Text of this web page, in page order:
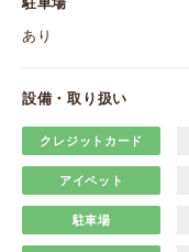
あり
設備・取り扱い
クレジットカード
アイペット
駐車場